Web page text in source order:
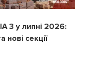
3 у липні 2026:
нові секції